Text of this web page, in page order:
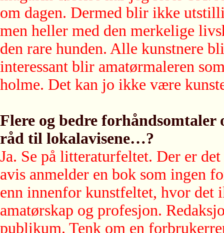
om dagen. Dermed blir ikke
men heller med den merkelige
den rare hunden. Alle kunstnere
interessant blir amatørmaleren
holme. Det kan jo ikke være
Flere og bedre
råd til lokalavisene…?
Ja. Se på litteraturfeltet. Der er
avis anmelder en bok som ingen
enn innenfor kunstfeltet, hvor
amatørskap og profesjon.
publikum. Tenk om en